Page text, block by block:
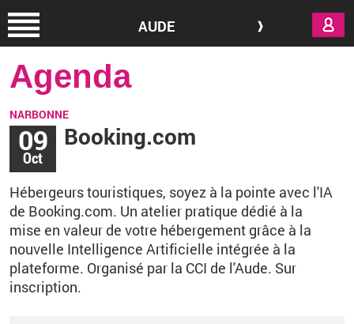
AUDE
Agenda
NARBONNE
09
Oct
Booking.com
Hébergeurs touristiques, soyez à la pointe avec l'IA
de Booking.com. Un atelier pratique dédié à la
mise en valeur de votre hébergement grâce à la
nouvelle Intelligence Artificielle intégrée à la
plateforme. Organisé par la CCI de l'Aude. Sur
inscription.